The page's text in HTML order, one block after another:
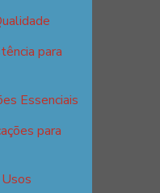
para
Essenciais
para